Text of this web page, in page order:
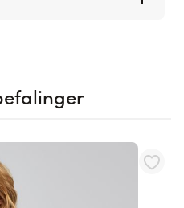
of the carousel is possible